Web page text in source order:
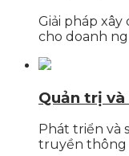
Giải pháp
cho doanh
Quản trị
Phát triển và
truyền thông